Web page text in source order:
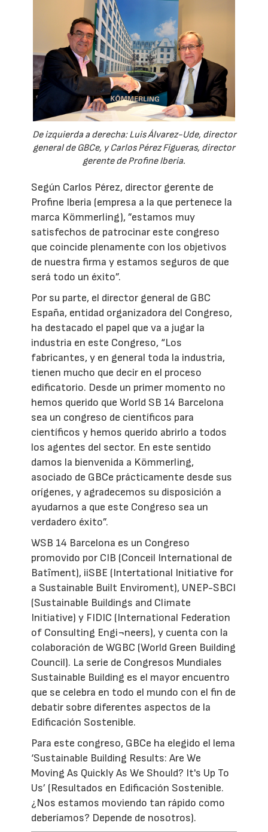
De izquierda a derecha: Luis Álvarez-Ude, director
general de GBCe, y Carlos Pérez Figueras, director
gerente de Profine Iberia.
Según Carlos Pérez, director gerente de
Profine Iberia (empresa a la que pertenece la
marca Kömmerling), ”estamos muy
satisfechos de patrocinar este congreso
que coincide plenamente con los objetivos
de nuestra firma y estamos seguros de que
será todo un éxito”.
Por su parte, el director general de GBC
España, entidad organizadora del Congreso,
ha destacado el papel que va a jugar la
industria en este Congreso, “Los
fabricantes, y en general toda la industria,
tienen mucho que decir en el proceso
edificatorio. Desde un primer momento no
hemos querido que World SB 14 Barcelona
sea un congreso de científicos para
científicos y hemos querido abrirlo a todos
los agentes del sector. En este sentido
damos la bienvenida a Kömmerling,
asociado de GBCe prácticamente desde sus
orígenes, y agradecemos su disposición a
ayudarnos a que este Congreso sea un
verdadero éxito”.
WSB 14 Barcelona es un Congreso
promovido por CIB (Conceil International de
Batîment), iiSBE (Intertational Initiative for
a Sustainable Built Enviroment), UNEP-SBCI
(Sustainable Buildings and Climate
Initiative) y FIDIC (International Federation
of Consulting Engi¬neers), y cuenta con la
colaboración de WGBC (World Green Building
Council). La serie de Congresos Mundiales
Sustainable Building es el mayor encuentro
que se celebra en todo el mundo con el fin de
debatir sobre diferentes aspectos de la
Edificación Sostenible.
Para este congreso, GBCe ha elegido el lema
‘Sustainable Building Results: Are We
Moving As Quickly As We Should? It's Up To
Us’ (Resultados en Edificación Sostenible.
¿Nos estamos moviendo tan rápido como
deberíamos? Depende de nosotros).